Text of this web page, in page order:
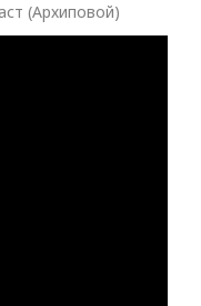
(Архиповой)